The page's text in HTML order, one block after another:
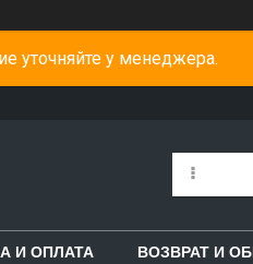
уточняйте у менеджера.
И ОПЛАТА ВОЗВРАТ И